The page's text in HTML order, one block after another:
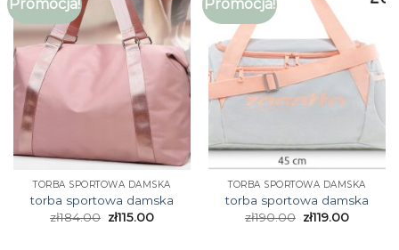
Promocja!
TORBA SPORTOWA DAMSKA
torba sportowa damska
zł184.00 zł115.00
Promocja!
TORBA SPORTOWA DAMSKA
torba sportowa damska
zł190.00 zł119.00